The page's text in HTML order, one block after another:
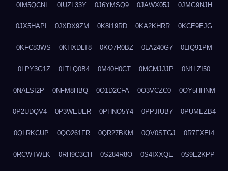
0IM5QCNL 0IUZL33Y 0J6YMSQ9 0JAWX05J 0JMG9NJH
0JX5HAPI 0JXDX9ZM 0K8I19RD 0KA2KHRR 0KCE9EJG
0KFC83WS 0KHXDLT8 0KO7R0BZ 0LA240G7 0LIQ91PM
0LPY3G1Z 0LTLQ0B4 0M40H0CT 0MCMJJJP 0N1LZI50
0NALSI2P 0NFM8HBQ 0O1D2CFA 0O3VCZC0 0OY5HHNM
0P2UDQV4 0P3WEUER 0PHNO5Y4 0PPJIUB7 0PUMEZB4
0QLRKCUP 0QO261FR 0QR27BKM 0QV0STGJ 0R7FXEI4
0RCWTWLK 0RH9C3CH 0S284R8O 0S4IXXQE 0S9E2KPP